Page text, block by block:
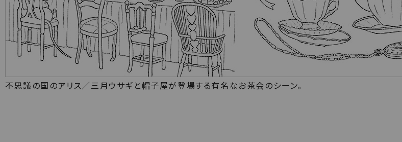
不思議の国のアリス／三月ウサギと帽子屋が登場する有名なお茶会のシーン。